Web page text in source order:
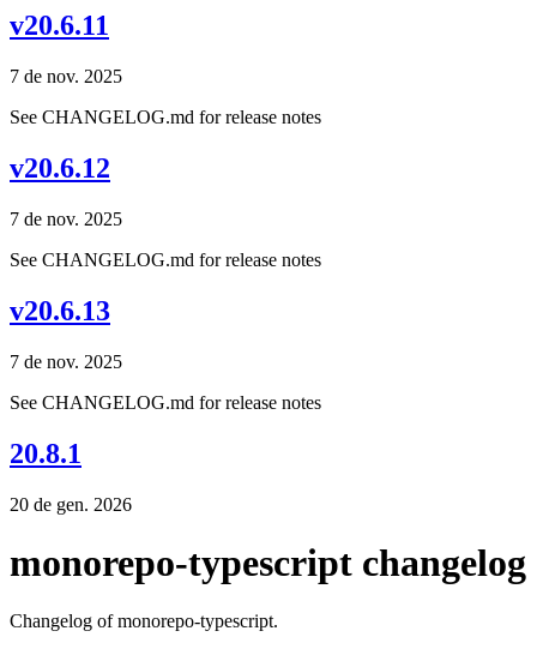
v20.6.11
7 de nov. 2025
See CHANGELOG.md for release notes
v20.6.12
7 de nov. 2025
See CHANGELOG.md for release notes
v20.6.13
7 de nov. 2025
See CHANGELOG.md for release notes
20.8.1
20 de gen. 2026
monorepo-typescript changelog
Changelog of monorepo-typescript.